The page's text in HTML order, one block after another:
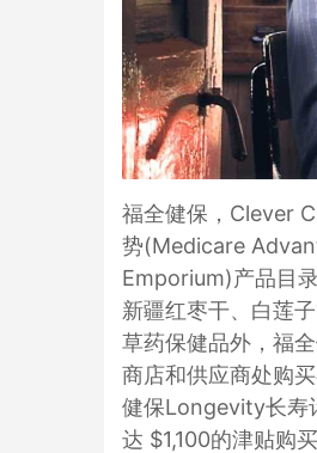
福全健保，Clever
势(Medicare
Emporium)产品目
新疆红枣干、白莲
草药保健品外，福
商店和供应商处购
健保Longevity长寿
达 $1,100的津贴购